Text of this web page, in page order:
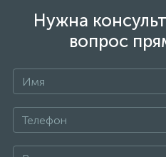
Нужна
вопрос